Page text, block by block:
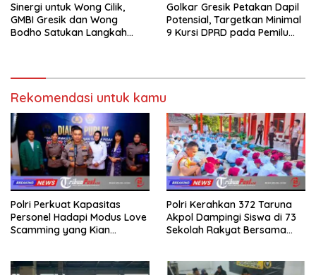
Sinergi untuk Wong Cilik,
GMBI Gresik dan Wong
Bodho Satukan Langkah
Golkar Gresik Petakan Dapil
Potensial, Targetkan Minimal
9 Kursi DPRD pada Pemilu
Rekomendasi untuk kamu
Polri Perkuat Kapasitas
Personel Hadapi Modus Love
Scamming yang Kian
Polri Kerahkan 372 Taruna
Akpol Dampingi Siswa di 73
Sekolah Rakyat Bersama